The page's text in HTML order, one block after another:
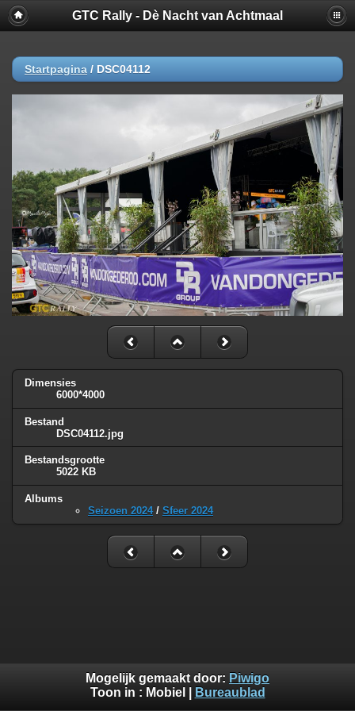
GTC Rally - Dè Nacht van Achtmaal
Startpagina / DSC04112
Dimensies
6000*4000
Bestand
DSC04112.jpg
Bestandsgrootte
5022 KB
Albums
Seizoen 2024/ Sfeer 2024
Mogelijk gemaakt door: Piwigo
Toon in : Mobiel Bureaublad